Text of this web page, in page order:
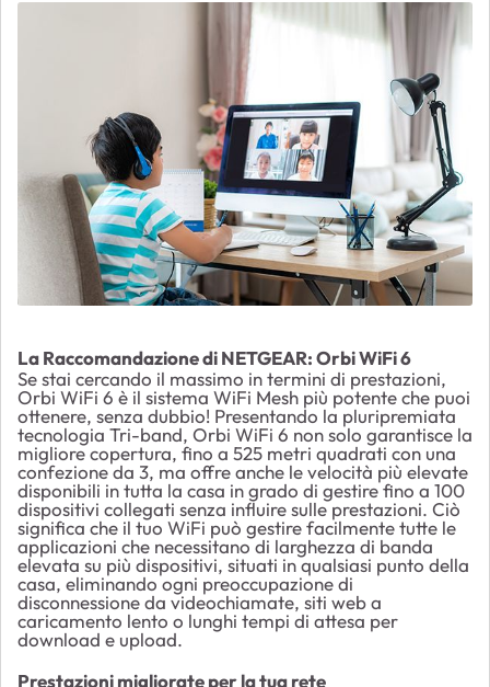
La Raccomandazione di NETGEAR: Orbi WiFi 6
Se stai cercando il massimo in termini di prestazioni,
Orbi WiFi 6 è il sistema WiFi Mesh più potente che puoi
ottenere, senza dubbio! Presentando la pluripremiata
tecnologia Tri-band, Orbi WiFi 6 non solo garantisce la
migliore copertura, fino a 525 metri quadrati con una
confezione da 3, ma offre anche le velocità più elevate
disponibili in tutta la casa in grado di gestire fino a 100
dispositivi collegati senza influire sulle prestazioni. Ciò
significa che il tuo WiFi può gestire facilmente tutte le
applicazioni che necessitano di larghezza di banda
elevata su più dispositivi, situati in qualsiasi punto della
casa, eliminando ogni preoccupazione di
disconnessione da videochiamate, siti web a
caricamento lento o lunghi tempi di attesa per
download e upload.
Prestazioni migliorate per la tua rete